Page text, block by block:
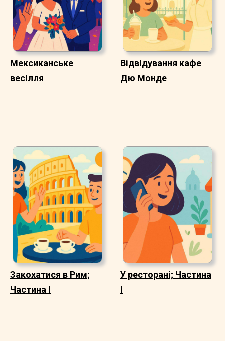
Мексиканське
весілля
Відвідування кафе
Дю Монде
Закохатися в Рим;
Частина I
У ресторані; Частина
I